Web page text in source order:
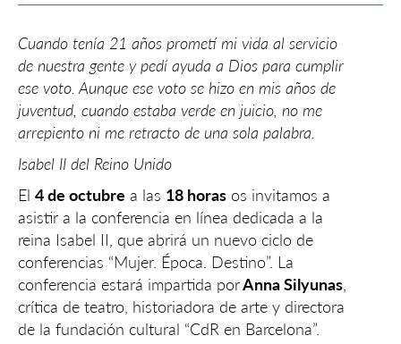
Cuando tenía 21 años prometí mi vida al servicio
de nuestra gente y pedí ayuda a Dios para cumplir
ese voto. Aunque ese voto se hizo en mis años de
juventud, cuando estaba verde en juicio, no me
arrepiento ni me retracto de una sola palabra.
Isabel II del Reino Unido
El 4 de octubre a las 18 horas os invitamos a
asistir a la conferencia en línea dedicada a la
reina Isabel II, que abrirá un nuevo ciclo de
conferencias “Mujer. Época. Destino”. La
conferencia estará impartida porAnna Silyunas
crítica de teatro, historiadora de arte y directora
de la fundación cultural “CdR en Barcelona”.